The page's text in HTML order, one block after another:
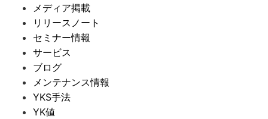
メディア掲載
リリースノート
セミナー情報
サービス
ブログ
メンテナンス情報
YKS手法
YK値